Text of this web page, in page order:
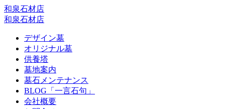
和泉石材店
和泉石材店
デザイン墓
オリジナル墓
供養塔
墓地案内
墓石メンテナンス
BLOG「一言石句」
会社概要